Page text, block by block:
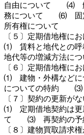
自由について ⑷
務について ⑹ 固
所有権について
〔５〕定期借地権に
⑴ 賃料と地代と
地代等の増減方法
〔６〕定期借地権に
⑴ 建物・外構など
についての特約 ⑶
〔７〕契約の更新が
⑴ 定期借地契約は
て ⑶ 再契約の予
〔８〕建物買取請求